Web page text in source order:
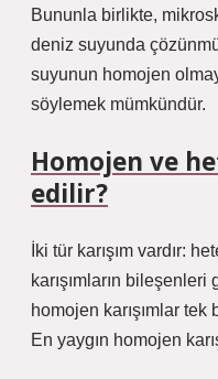
Bununla birlikte,
deniz suyunda
suyunun homojen
söylemek mümkündür.
Homojen ve
edilir?
İki tür karışım vardır:
karışımların
homojen karışımlar
En yaygın homojen